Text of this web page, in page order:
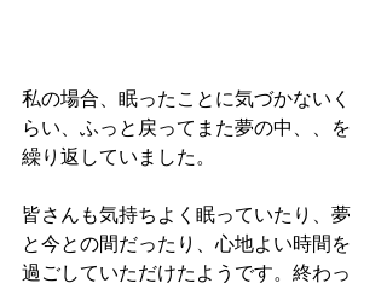
私の場合、眠ったことに気づかないく
らい、ふっと戻ってまた夢の中、、を
繰り返していました。
皆さんも気持ちよく眠っていたり、夢
と今との間だったり、心地よい時間を
過ごしていただけたようです。終わっ